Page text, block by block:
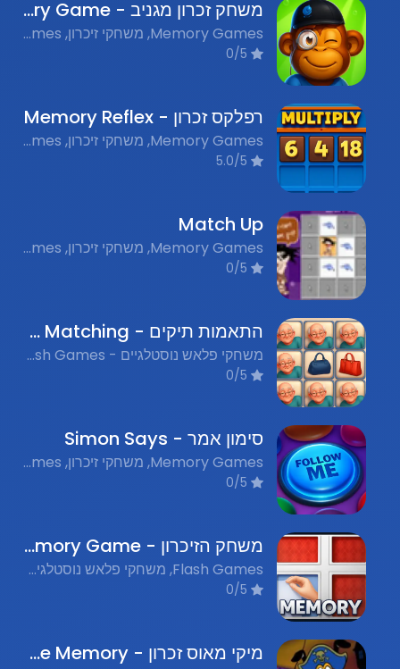
משחק זכרון מגניב - Cool Memory Game
Memory Games, משחקי זיכרון, Nostalgic Flash Games, משחקי פלאש נוסטלגים
רפלקס זכרון - Memory Reflex
Memory Games, משחקי זיכרון, Flash Games, משחקי פלאש נוסטלגים
Match Up
Memory Games, משחקי זיכרון, Card Games, משחקי קלפים, Flash Nostalgia Games, משחקי פלאש נוסטלגים
התאמות תיקים - Bag Matching
משחקי פלאש נוסטלגיים - Nostalgic Flash Games, משחקי בנות - Girls Games, משחקי התאמה - Matching Games, משחקי זיכרון - Memory Games
סימון אמר - Simon Says
Memory Games, משחקי זיכרון, Flash Games, משחקי פלאש נוסטלגים
משחק הזיכרון - Memory Game
Flash Games, משחקי פלאש נוסטלגים, Memory, זיכרון
מיקי מאוס זכרון - Mickey Mouse Memory